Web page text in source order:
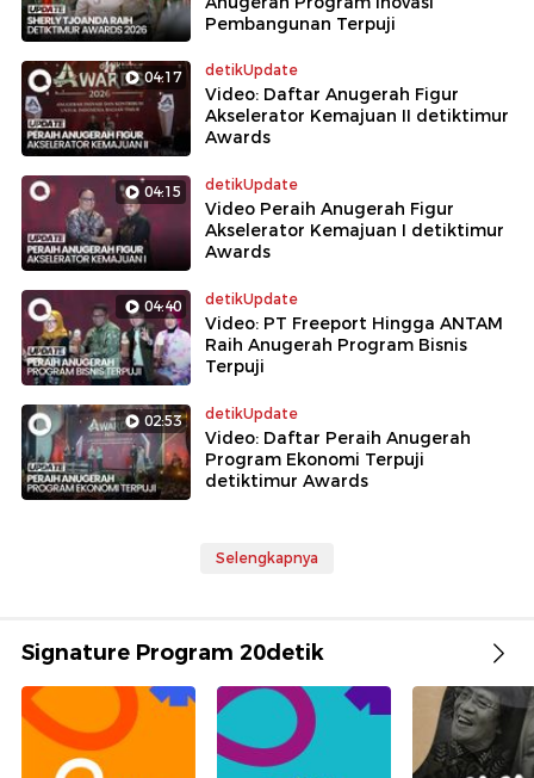
Pembangunan Terpuji
04:17 detikUpdate
Video: Daftar Anugerah Figur
Akselerator Kemajuan II detiktimur
Awards
04:15 detikUpdate
Video Peraih Anugerah Figur
Akselerator Kemajuan I detiktimur
Awards
04:40 detikUpdate
Video: PT Freeport Hingga ANTAM
Raih Anugerah Program Bisnis
Terpuji
02:53 detikUpdate
Video: Daftar Peraih Anugerah
Program Ekonomi Terpuji
detiktimur Awards
Selengkapnya
Signature Program 20detik